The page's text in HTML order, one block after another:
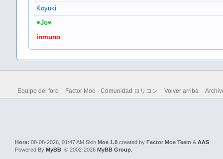
Koyuki
♥Jo♥
inmuno
Equipo del foro Factor Moe - Comunidad ロリコン Volver arriba
Hora: 08-08-2026, 01:47 AMSkin Moe 1.8 created by Factor Moe Team &AAS
Powered By MyBB , © 2002-2026 MyBB Group